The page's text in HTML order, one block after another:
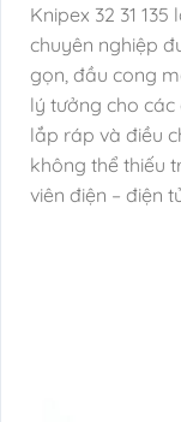
Knipex 32 31
chuyên nghiệp
gọn, đầu cong
lý tưởng cho các
lắp ráp và điều
không thể thiếu
viên điện – điện